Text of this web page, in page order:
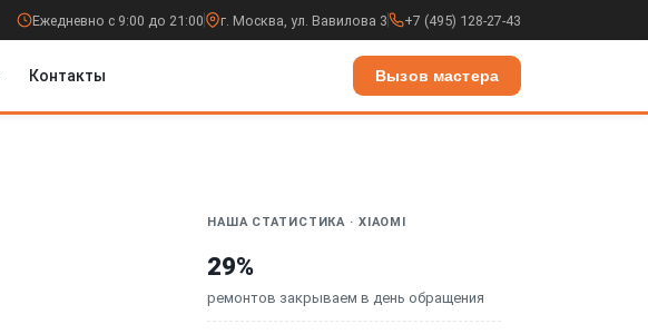
Ежедневно с 9:00 до 21:00 г. Москва, ул. Вавилова 3 +7 (495) 128-27-43
Контакты Вызов мастера
НАША СТАТИСТИКА · XIAOMI
29%
ремонтов закрываем в день обращения